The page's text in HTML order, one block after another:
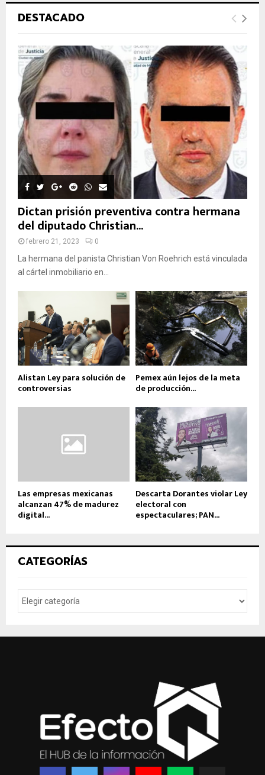
e
a
d
e
Ú
Q
U
E
D
A
DESTACADO
Dictan prisión preventiva contra hermana
del diputado Christian...
febrero 21, 2023 0
La hermana del panista Christian Von Roehrich está vinculada
al cártel inmobiliario en...
Alistan Ley para solución de
controversias
Pemex aún lejos de la meta
de producción...
Las empresas mexicanas
alcanzan 47% de madurez
digital...
Descarta Dorantes violar Ley
electoral con
espectaculares; PAN...
CATEGORÍAS